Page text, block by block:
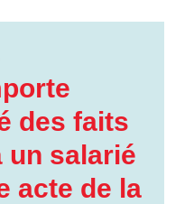
des faits
un salarié
acte de la